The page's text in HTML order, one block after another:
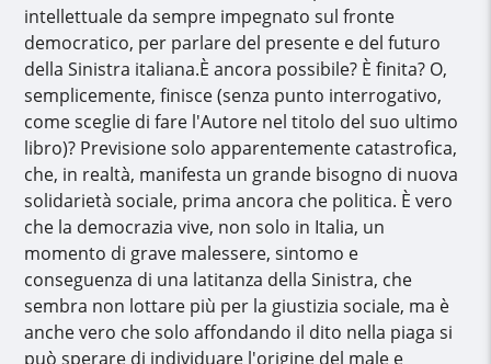
intellettuale da sempre impegnato sul fronte
democratico, per parlare del presente e del futuro
della Sinistra italiana.È ancora possibile? È finita? O,
semplicemente, finisce (senza punto interrogativo,
come sceglie di fare l'Autore nel titolo del suo ultimo
libro)? Previsione solo apparentemente catastrofica,
che, in realtà, manifesta un grande bisogno di nuova
solidarietà sociale, prima ancora che politica. È vero
che la democrazia vive, non solo in Italia, un
momento di grave malessere, sintomo e
conseguenza di una latitanza della Sinistra, che
sembra non lottare più per la giustizia sociale, ma è
anche vero che solo affondando il dito nella piaga si
può sperare di individuare l'origine del male e